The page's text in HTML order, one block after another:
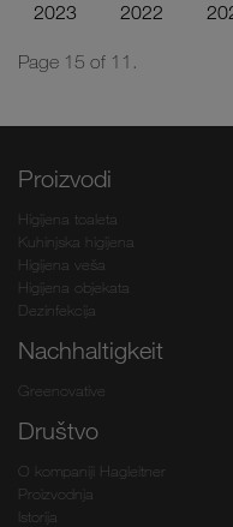
2023 2022
Page 15 of 11.
Proizvodi
Higijena toaleta
Kuhinjska higijena
Higijena veša
Higijena objekata
Dezinfekcija
Nachhaltigkeit
Greenovative
Društvo
O kompaniji Hagleitner
Proizvodnja
Istorija